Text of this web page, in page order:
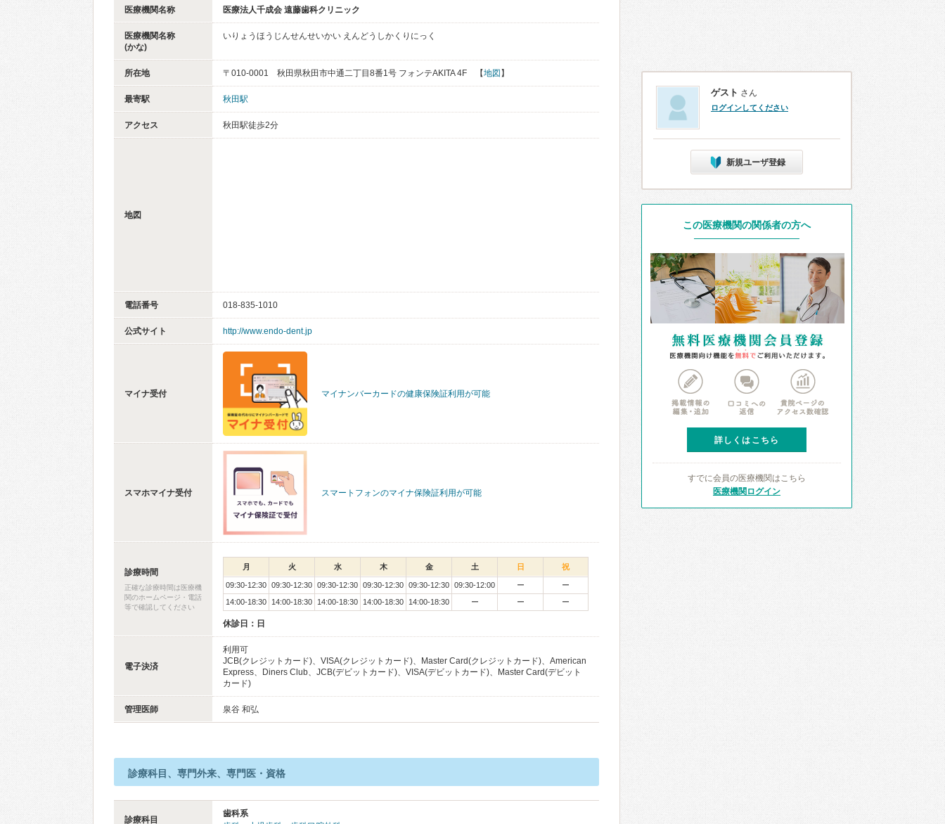
医療機関名称 医療法人千成会 遠藤歯科クリニック
医療機関名称
(かな)
いりょうほうじんせんせいかい えんどうしかくりにっく
所在地 〒010-0001 秋田県秋田市中通二丁目8番1号 フォンテAKITA 4F 【地図 】
最寄駅 秋田駅
アクセス 秋田駅徒歩2分
地図
電話番号 018-835-1010
公式サイト http://www.endo-dent.jp
マイナ受付 マイナンバーカードの健康保険証利用が可能
スマホマイナ受付 スマートフォンのマイナ保険証利用が可能
診療時間
正確な診療時間は医療機
関のホームページ・電話
等で確認してください
月 火 水 木 金 土 日 祝
09:30-12:30 09:30-12:30 09:30-12:30 09:30-12:30 09:30-12:30 09:30-12:00 ー
ー
14:00-18:30
14:00-18:30 14:00-18:30 14:00-18:30 14:00-18:30 ー ー ー
休診日：日
電子決済
利用可
JCB(クレジットカード)、VISA(クレジットカード)、Master Card(クレジットカード)、American
Express、Diners Club、JCB(デビットカード)、VISA(デビットカード)、Master Card(デビット
カード)
管理医師 泉谷 和弘
診療科目、専門外来、専門医・資格
診療科目
歯科系
ゲスト さん
ログインしてください
新規ユーザ登録
この医療機関の関係者の方へ
詳しくはこちら
すでに会員の医療機関はこちら
医療機関ログイン